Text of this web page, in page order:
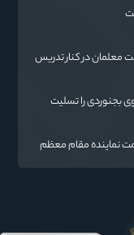
معلمان در کنار تدریس
بجنوردی را تسلیت
نماینده مقام معظم